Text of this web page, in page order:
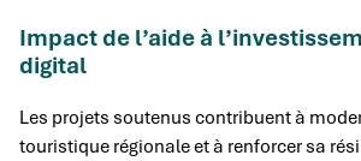
Impact de l’aide à
digital
Les projets soutenus contribuent à
touristique régionale et à renforcer sa